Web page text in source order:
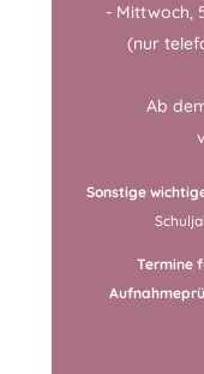
- Mittwoch,
(nur
Ab
Sonstige
Termine